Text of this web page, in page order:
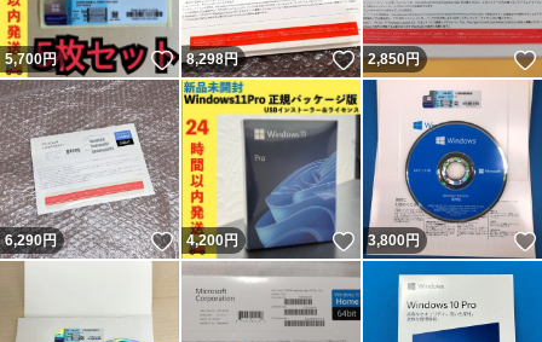
5,700円 いいね！
8,298円 いいね！
2,850円
6,290円 いいね！
4,200円 いいね！
3,800円